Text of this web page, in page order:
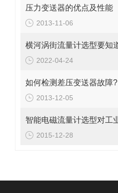
压力变送器的优点及性能
2013-11-06
2022-04-24
如何检测差压变送器故障?
2013-12-05
2015-12-28